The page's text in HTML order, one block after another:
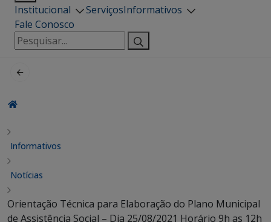
Institucional ServiçosInformativos
Fale Conosco
Pesquisar
por:
Informativos
Notícias
Orientação Técnica para Elaboração do Plano Municipal
de Assistência Social – Dia 25/08/2021 Horário 9h as 12h